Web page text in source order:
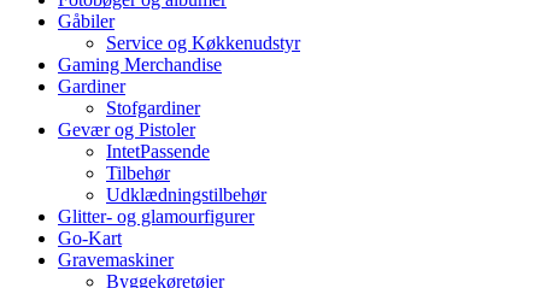
Gåbiler
Service og Køkkenudstyr
Gaming Merchandise
Gardiner
Stofgardiner
Gevær og Pistoler
IntetPassende
Tilbehør
Udklædningstilbehør
Glitter- og glamourfigurer
Go-Kart
Gravemaskiner
Byggekøretøjer